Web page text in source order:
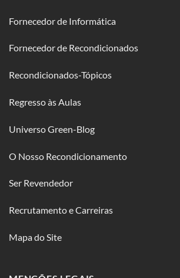
Fornecedor de Informática
Fornecedor de Recondicionados
Recondicionados-Tópicos
Regresso às Aulas
Universo Green-Blog
O Nosso Recondicionamento
Ser Revendedor
Recrutamento e Carreiras
Mapa do Site